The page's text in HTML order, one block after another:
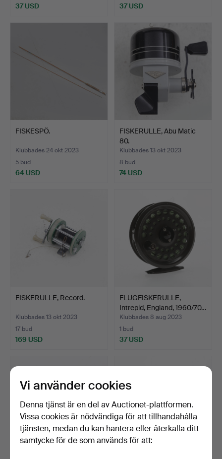
37 USD 37 USD
FISKESPÖ.
Klubbades 24 okt 2023
5 bud
64 USD
FISKERULLE, Abu Matic
80.
Klubbades 13 okt 2023
8 bud
74 USD
FISKERULLE, Record.
Klubbades 13 okt 2023
17 bud
169 USD
FLUGFISKERULLE,
Intrepid, England, 1960/70…
Klubbades 8 aug 2023
1 bud
37 USD
Vi använder cookies
Denna tjänst är en del av Auctionet-plattformen.
Vissa cookies är nödvändiga för att tillhandahålla
tjänsten, medan du kan hantera eller återkalla ditt
samtycke för de som används för att: